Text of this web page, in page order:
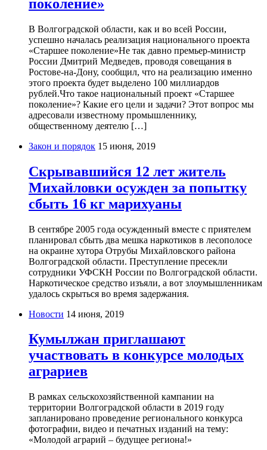
поколение»
В Волгоградской области, как и во всей России,
успешно началась реализация национального проекта
«Старшее поколение»Не так давно премьер-министр
России Дмитрий Медведев, проводя совещания в
Ростове-на-Дону, сообщил, что на реализацию именно
этого проекта будет выделено 100 миллиардов
рублей.Что такое национальный проект «Старшее
поколение»? Какие его цели и задачи? Этот вопрос мы
адресовали известному промышленнику,
общественному деятелю […]
Закон и порядок 15 июня, 2019
Скрывавшийся 12 лет житель
Михайловки осужден за попытку
сбыть 16 кг марихуаны
В сентябре 2005 года осужденный вместе с приятелем
планировал сбыть два мешка наркотиков в лесополосе
на окраине хутора Отрубы Михайловского района
Волгоградской области. Преступление пресекли
сотрудники УФСКН России по Волгоградской области.
Наркотическое средство изъяли, а вот злоумышленникам
удалось скрыться во время задержания.
Новости 14 июня, 2019
Кумылжан приглашают
участвовать в конкурсе молодых
аграриев
В рамках сельскохозяйственной кампании на
территории Волгоградской области в 2019 году
запланировано проведение регионального конкурса
фотографии, видео и печатных изданий на тему:
«Молодой аграрий – будущее региона!»